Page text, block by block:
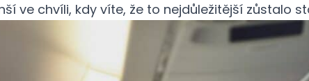
ve chvíli, kdy víte, že to nejdůležitější zůstalo